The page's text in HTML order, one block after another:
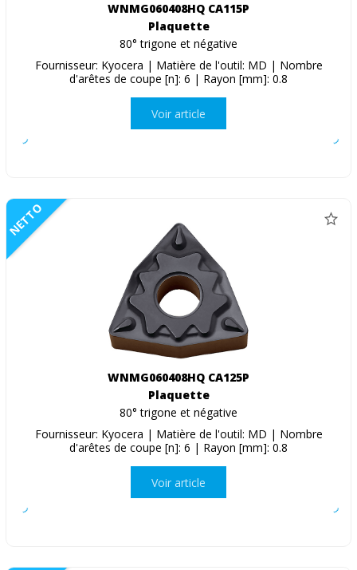
WNMG060408HQ CA115P
Plaquette
80° trigone et négative
Fournisseur: Kyocera | Matière de l'outil: MD | Nombre
d'arêtes de coupe [n]: 6 | Rayon [mm]: 0.8
Voir article
NETTO
WNMG060408HQ CA125P
Plaquette
80° trigone et négative
Fournisseur: Kyocera | Matière de l'outil: MD | Nombre
d'arêtes de coupe [n]: 6 | Rayon [mm]: 0.8
Voir article